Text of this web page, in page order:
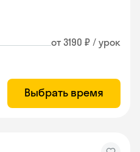
от 3190 ₽ / урок
Выбрать время